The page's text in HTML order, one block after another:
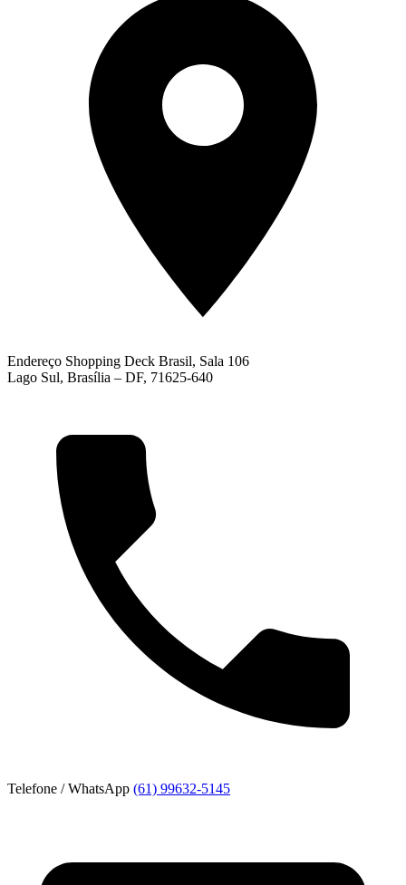
Endereço Shopping Deck Brasil, Sala 106
Lago Sul, Brasília – DF, 71625-640
Telefone / WhatsApp (61) 99632-5145